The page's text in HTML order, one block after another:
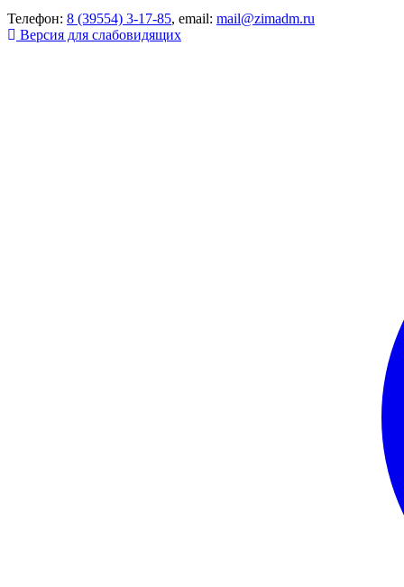
Телефон: 8 (39554) 3-17-85, email: mail@zimadm.ru
Версия для слабовидящих